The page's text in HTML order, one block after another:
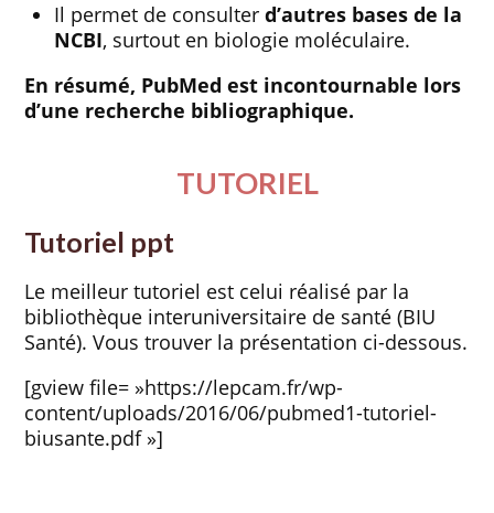
Il permet de consulterd’autres bases de la
NCBI, surtout en biologie moléculaire.
En résumé, PubMed est incontournable lors
d’une recherche bibliographique.
TUTORIEL
Tutoriel ppt
Le meilleur tutoriel est celui réalisé par la
bibliothèque interuniversitaire de santé (BIU
Santé). Vous trouver la présentation ci-dessous.
[gview file= »https://lepcam.fr/wp-
content/uploads/2016/06/pubmed1-tutoriel-
biusante.pdf »]